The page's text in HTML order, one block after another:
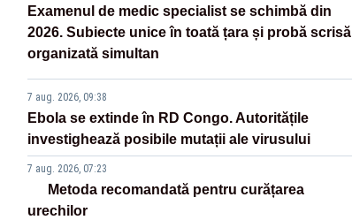
Examenul de medic specialist se schimbă din
2026. Subiecte unice în toată țara și probă scrisă
organizată simultan
7 aug. 2026, 09:38
Ebola se extinde în RD Congo. Autoritățile
investighează posibile mutații ale virusului
7 aug. 2026, 07:23
Metoda recomandată pentru curățarea
urechilor